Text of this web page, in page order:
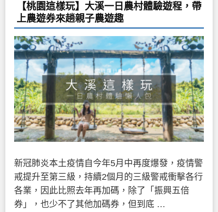
【桃園這樣玩】大溪一日農村體驗遊程，帶
上農遊券來趟親子農遊趣
新冠肺炎本土疫情自今年5月中再度爆發，疫情警
戒提升至第三級，持續2個月的三級警戒衝擊各行
各業，因此比照去年再加碼，除了「振興五倍
券」，也少不了其他加碼券，但到底 …